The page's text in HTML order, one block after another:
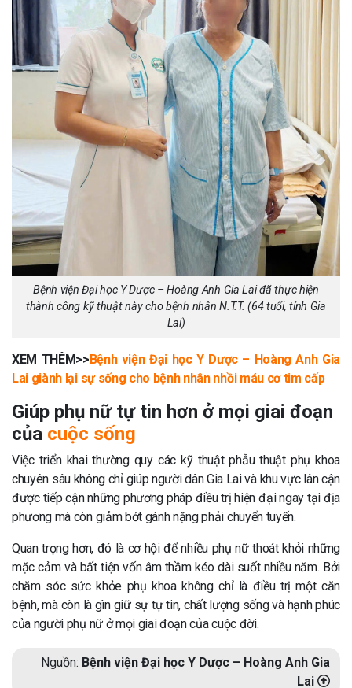
Bệnh viện Đại học Y Dược – Hoàng Anh Gia Lai đã thực hiện
thành công kỹ thuật này cho bệnh nhân N.T.T. (64 tuổi, tỉnh Gia
Lai)
XEM THÊM>> Bệnh viện Đại học Y Dược – Hoàng Anh Gia
Lai giành lại sự sống cho bệnh nhân nhồi máu cơ tim cấp
Giúp phụ nữ tự tin hơn ở mọi giai đoạn
của cuộc sống
Việc triển khai thường quy các kỹ thuật phẫu thuật phụ khoa
chuyên sâu không chỉ giúp người dân Gia Lai và khu vực lân cận
được tiếp cận những phương pháp điều trị hiện đại ngay tại địa
phương mà còn giảm bớt gánh nặng phải chuyển tuyến.
Quan trọng hơn, đó là cơ hội để nhiều phụ nữ thoát khỏi những
mặc cảm và bất tiện vốn âm thầm kéo dài suốt nhiều năm. Bởi
chăm sóc sức khỏe phụ khoa không chỉ là điều trị một căn
bệnh, mà còn là gìn giữ sự tự tin, chất lượng sống và hạnh phúc
của người phụ nữ ở mọi giai đoạn của cuộc đời.
Nguồn: Bệnh viện Đại học Y Dược – Hoàng Anh Gia
Lai